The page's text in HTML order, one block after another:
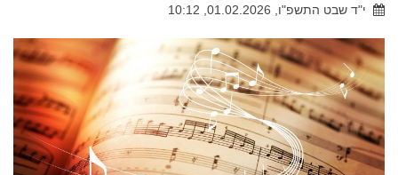
י"ד שבט התשפ"ו, 01.02.2026, 10:12